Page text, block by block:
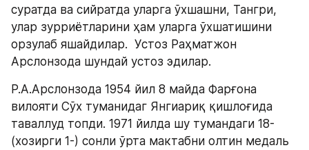
суратда ва сийратда уларга ўхшашни, Тангри,
улар зурриётларини ҳам уларга ўхшатишини
орзулаб яшайдилар.  Устоз Раҳматжон
Арслонзода шундай устоз эдилар.
Р.А.Арслонзода 1954 йил 8 майда Фарғона
вилояти Сўх туманидаг Янгиариқ қишлоғида
таваллуд топди. 1971 йилда шу тумандаги 18-
(хозирги 1-) сонли ўрта мактабни олтин медаль